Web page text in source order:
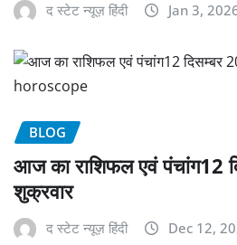
द स्टेट न्यूज़ हिंदी Jan 3,
BLOG
आज का राशिफल एवं पंचांग12
शुक्रवार
द स्टेट न्यूज़ हिंदी Dec 12,